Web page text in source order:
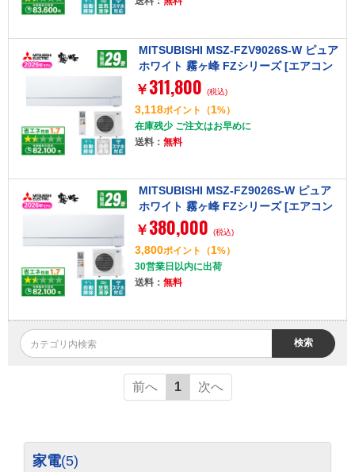
MITSUBISHI MSZ-FZV9026S-W ピュア
ホワイト 霧ヶ峰 FZシリーズ [エアコン
(主に29畳用・単相200V)]
￥ 311,800 (税込)
3,118ポイント （1%）
在庫残少 ご注文はお早めに
送料： 無料
MITSUBISHI MSZ-FZ9026S-W ピュア
ホワイト 霧ヶ峰 FZシリーズ [エアコン
(主に29畳用・単相200V)]【まとめ買い
対象A】
￥ 380,000 (税込)
3,800ポイント （1%）
30営業日以内に出荷
送料： 無料
検索
前へ 1 次へ
家電(5)